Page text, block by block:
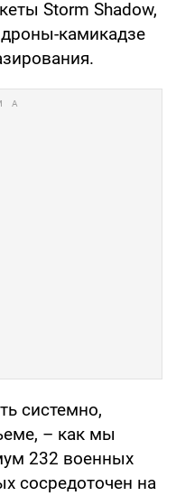
Storm Shadow,
камикадзе
системно,
– как мы
232 военных
сосредоточен на